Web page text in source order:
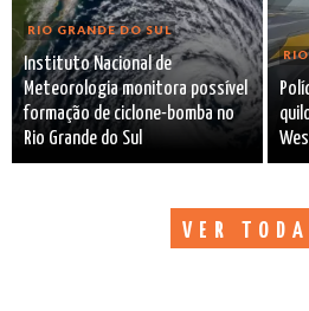
RIO GRANDE DO SUL
Instituto Nacional de
Meteorologia monitora possível
formação de ciclone-bomba no
Rio Grande do Sul
VER